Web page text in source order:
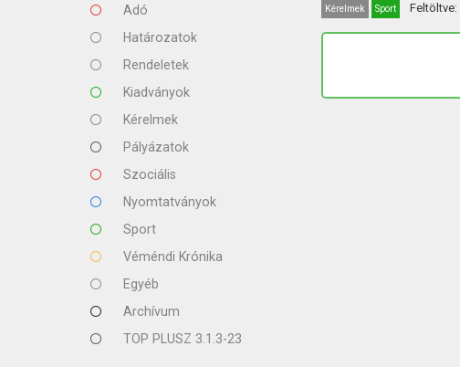
Adó
Határozatok
Rendeletek
Kiadványok
Kérelmek
Pályázatok
Szociális
Nyomtatványok
Sport
Véméndi Krónika
Egyéb
Archívum
TOP PLUSZ 3.1.3-23
Kérelmek Sport Feltöltve: